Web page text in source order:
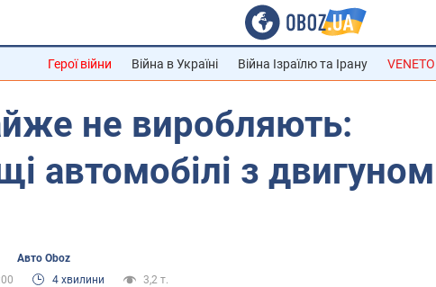
Герої війни Війна в Україні Війна Ізраїлю та Ірану VENETO
не виробляють:
автомобілі з двигуном
Авто Oboz
4 хвилини 3,2 т.